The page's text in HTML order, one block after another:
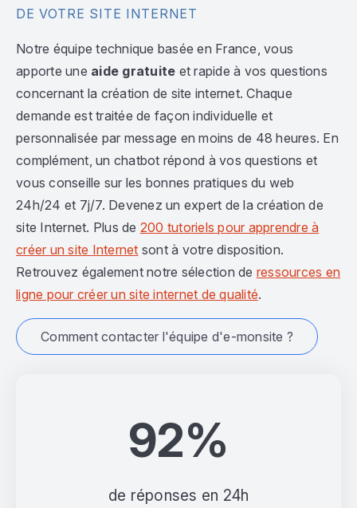
92%
de réponses en 24h
DE VOTRE SITE INTERNET
Notre équipe technique basée en France, vous
apporte une aide gratuite et rapide à vos questions
concernant la création de site internet. Chaque
demande est traitée de façon individuelle et
personnalisée par message en moins de 48 heures. En
complément, un chatbot répond à vos questions et
vous conseille sur les bonnes pratiques du web
24h/24 et 7j/7. Devenez un expert de la création de
site Internet. Plus de 200 tutoriels pour apprendre à
créer un site Internet sont à votre disposition.
Retrouvez également notre sélection de ressources en
ligne pour créer un site internet de qualité.
Comment contacter l'équipe d'e-monsite ?